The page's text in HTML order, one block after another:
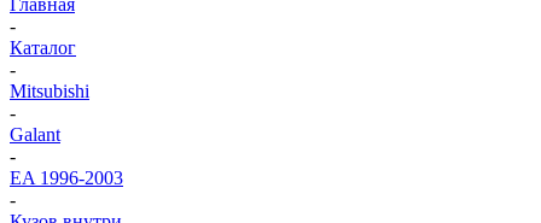
Главная
-
Каталог
-
Mitsubishi
-
Galant
-
EA 1996-2003
-